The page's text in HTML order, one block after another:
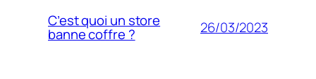
C’est quoi un store
banne coffre ? 26/03/2023